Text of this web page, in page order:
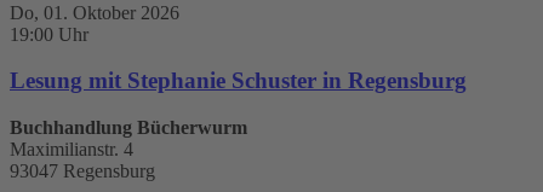
Do, 01. Oktober 2026
19:00 Uhr
Lesung mit Stephanie Schuster in Regensburg
Buchhandlung Bücherwurm
Maximilianstr. 4
93047 Regensburg